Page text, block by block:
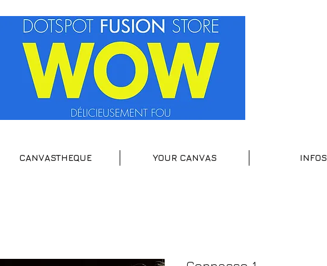
CANVASTHEQUE YOUR CANVAS INFOS